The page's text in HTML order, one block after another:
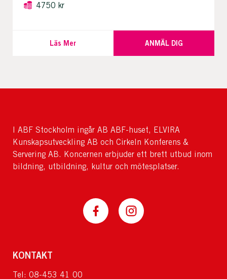
4750 kr
Läs Mer ANMÄL DIG
I ABF Stockholm ingår AB ABF-huset, ELVIRA
Kunskapsutveckling AB och Cirkeln Konferens &
Servering AB. Koncernen erbjuder ett brett utbud inom
bildning, utbildning, kultur och mötesplatser.
KONTAKT
Tel: 08-453 41 00